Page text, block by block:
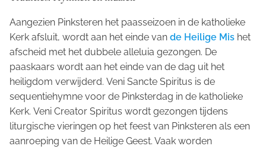
Aangezien Pinksteren het paasseizoen in de katholieke
Kerk afsluit, wordt aan het einde van de Heilige Mis het
afscheid met het dubbele alleluia gezongen. De
paaskaars wordt aan het einde van de dag uit het
heiligdom verwijderd. Veni Sancte Spiritus is de
sequentiehymne voor de Pinksterdag in de katholieke
Kerk. Veni Creator Spiritus wordt gezongen tijdens
liturgische vieringen op het feest van Pinksteren als een
aanroeping van de Heilige Geest. Vaak worden